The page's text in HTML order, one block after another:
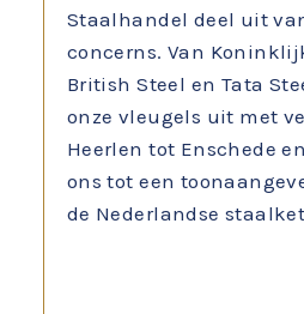
Staalhandel deel uit
concerns. Van
British Steel en Tata
onze vleugels uit met
Heerlen tot Enschede
ons tot een
de Nederlandse